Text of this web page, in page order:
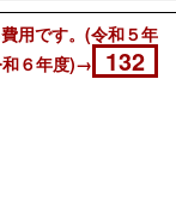
用です。(令和５年
６年度)→
132